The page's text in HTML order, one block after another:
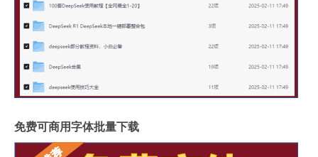
免费可商用字体批量下载